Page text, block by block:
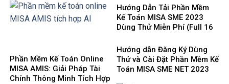
01/10/2025 và 8 điểm mới
cần lưu ý
Phần Mềm Kế Toán Online
MISA AMIS: Giải Pháp Tài
Chính Thông Minh Tích Hợp
Hướng Dẫn Tải Phần Mềm
Kế Toán MISA SME 2023
Dùng Thử Miễn Phí (Full 16
Hướng dẫn Đăng Ký Dùng
Thử và Cài Đặt Phần Mềm Kế
Toán MISA SME NET 2023